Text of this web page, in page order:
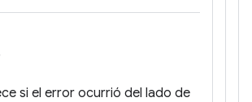
si el error ocurrió del lado de